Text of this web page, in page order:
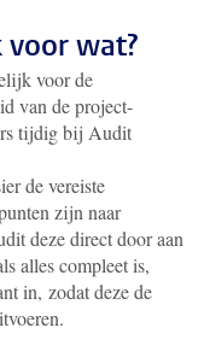
wat?
voor de
van de project-
tijdig bij Audit
de vereiste
zijn naar
deze direct door aan
alles compleet is,
in, zodat deze de